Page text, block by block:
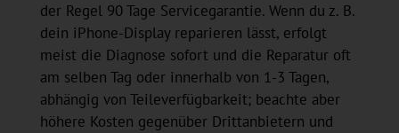
der Regel 90 Tage Servicegarantie. Wenn du z. B.
dein iPhone‑Display reparieren lässt, erfolgt
meist die Diagnose sofort und die Reparatur oft
am selben Tag oder innerhalb von 1-3 Tagen,
abhängig von Teileverfügbarkeit; beachte aber
höhere Kosten gegenüber Drittanbietern und